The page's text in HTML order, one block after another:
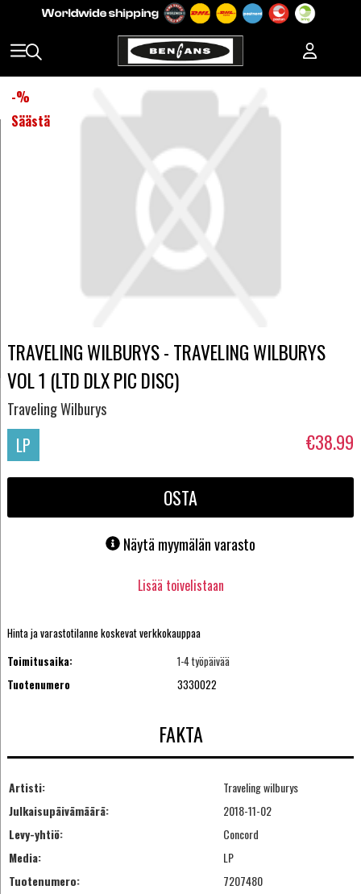
-%
Säästä
TRAVELING WILBURYS - TRAVELING WILBURYS
VOL 1 (LTD DLX PIC DISC)
Traveling Wilburys
LP €38.99
OSTA
Näytä myymälän varasto
Lisää toivelistaan
Hinta ja varastotilanne koskevat verkkokauppaa
Toimitusaika:
1-4 työpäivää
Tuotenumero
3330022
FAKTA
Artisti:
Traveling wilburys
Julkaisupäivämäärä:
2018-11-02
Levy-yhtiö:
Concord
Media:
LP
Tuotenumero:
7207480